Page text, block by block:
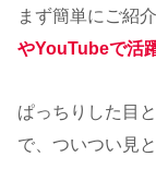
まず簡単にご紹
やYouTubeで活
ぱっちりした目
で、ついつい見